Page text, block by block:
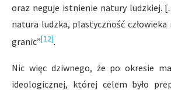
oraz neguje istnienie natury ludzkiej.
natura ludzka, plastyczność człowieka
granic”[12].
Nic więc dziwnego, że po okresie
ideologicznej, której celem było